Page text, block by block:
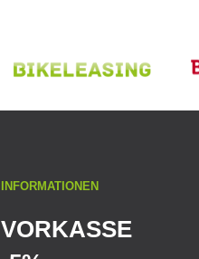
INFORMATIONEN
VORKASSE